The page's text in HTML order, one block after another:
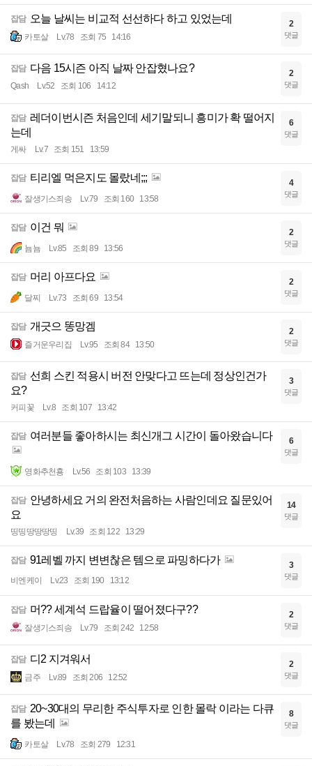
잡담 오늘 날씨는 비교적 선선하다 하고 있었는데
카토살 Lv.78 조회 75 14:16
2
댓글
잡담 다음 15시즌 아직 날짜 안잡혔나요?
Qash Lv.52 조회 106 14:12
2
댓글
잡담 레더이번시즌 처음인데 세기말되니 흥미가 확 떨어지
는데
게싸 Lv.7 조회 151 13:59
6
댓글
잡담 티리엘 먹은지도 몰랐네;;;
잘생기스죄송 Lv.79 조회 160 13:58
4
댓글
잡담 이건 뭐
뇸뇸 Lv.85 조회 89 13:56
2
댓글
잡담 머리 아프다요
달찌 Lv.73 조회 69 13:54
2
댓글
잡담 개긋으 똥망겜
즐거운우리집 Lv.95 조회 84 13:50
2
댓글
잡담 선희 스킨 적용시 버전 안맞다고 뜨는데 정상인건가
요?
커피꽃 Lv.8 조회 107 13:42
3
댓글
잡담 여러분들 좋아하시는 최신개그 시간이 돌아왔습니다
영화추천횽 Lv.56 조회 103 13:39
6
댓글
잡담 안녕하세요 거의 완전처음하는 사람인데요 질문있어
요
띵띵땅땅땅띵 Lv.39 조회 122 13:29
14
댓글
잡담 91레벨 까지 변변찮은 템으로 파밍하다가
비엔케이 Lv.23 조회 190 13:12
3
댓글
잡담 머?? 세계석 드랍율이 떨어졌다구??
잘생기스죄송 Lv.79 조회 242 12:58
2
댓글
잡담 디2 지겨워서
금주 Lv.89 조회 206 12:52
2
댓글
잡담 20~30대의 무리한 주식투자로 인한 몰락 이라는 다큐
를 봤는데
카토살 Lv.78 조회 279 12:31
8
댓글